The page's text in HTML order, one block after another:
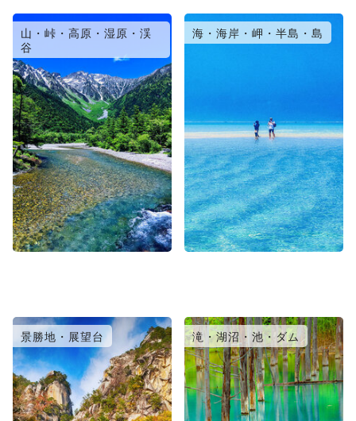
山・峠・高原・湿原・渓
谷
海・海岸・岬・半島・島
景勝地・展望台 滝・湖沼・池・ダム